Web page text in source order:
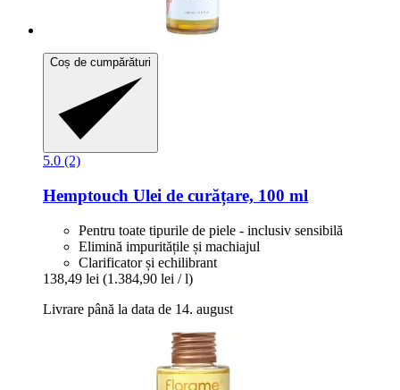
Coș de cumpărături
5.0 (2)
Hemptouch Ulei de curățare, 100 ml
Pentru toate tipurile de piele - inclusiv sensibilă
Elimină impuritățile și machiajul
Clarificator și echilibrant
138,49 lei (1.384,90 lei / l)
Livrare până la data de 14. august